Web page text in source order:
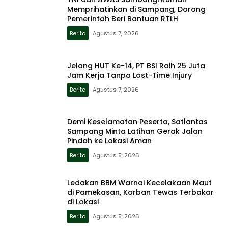
Memprihatinkan di Sampang, Dorong
Pemerintah Beri Bantuan RTLH
Berita Agustus 7, 2026
Jelang HUT Ke-14, PT BSI Raih 25 Juta
Jam Kerja Tanpa Lost-Time Injury
Berita Agustus 7, 2026
Demi Keselamatan Peserta, Satlantas
Sampang Minta Latihan Gerak Jalan
Pindah ke Lokasi Aman
Berita Agustus 5, 2026
Ledakan BBM Warnai Kecelakaan Maut
di Pamekasan, Korban Tewas Terbakar
di Lokasi
Berita Agustus 5, 2026